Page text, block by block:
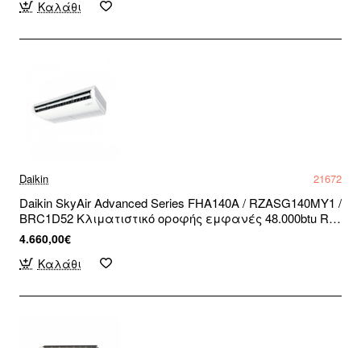
Καλάθι
Daikin 21672
Daikin SkyAir Advanced Series FHA140A / RZASG140MY1 /
BRC1D52 Κλιματιστικό οροφής εμφανές 48.000btu R32
Inverter Τριφασικό (3 άτοκες δόσεις)
4.660,00€
Καλάθι